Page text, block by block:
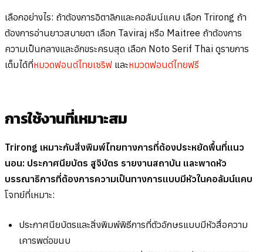
เลือกอย่างไร: ถ้าต้องการอิตาลิกและคอลัมน์แคบ เลือก Trirong ถ้า
ต้องการอ่านยาวสบายตา เลือก Taviraj หรือ Maitree ถ้าต้องการ
ความเป็นกลางและอักขระครบสุด เลือก Noto Serif Thai ดูรายการ
เต็มได้ที่หมวดฟอนต์ไทยเซริฟ และหมวดฟอนต์ไทยฟรี
การใช้งานที่เหมาะสม
Trirong เหมาะกับสิ่งพิมพ์ไทยทางการที่ต้องประหยัดพื้นที่แนว
นอน: ประกาศนียบัตร สูจิบัตร รายงานสถาบัน และพาดหัว
บรรณาธิการที่ต้องการความเป็นทางการแบบมีหัวในคอลัมน์แคบ
โจทย์ที่เหมาะ:
ประกาศนียบัตรและสิ่งพิมพ์พิธีการที่ตัวอักษรแบบมีหัวสื่อความ
เคารพต่อขนบ